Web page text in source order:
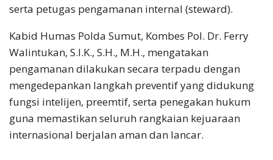
serta petugas pengamanan internal (steward).
Kabid Humas Polda Sumut, Kombes Pol. Dr. Ferry
Walintukan, S.I.K., S.H., M.H., mengatakan
pengamanan dilakukan secara terpadu dengan
mengedepankan langkah preventif yang didukung
fungsi intelijen, preemtif, serta penegakan hukum
guna memastikan seluruh rangkaian kejuaraan
internasional berjalan aman dan lancar.